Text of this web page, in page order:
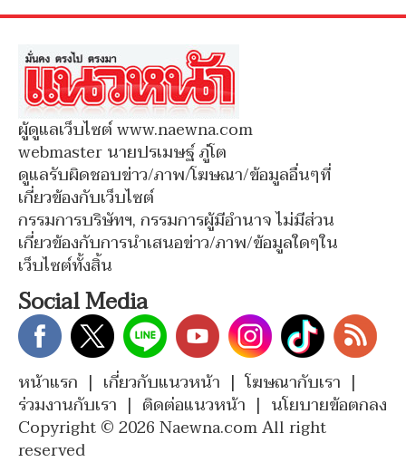
ผู้ดูแลเว็บไซต์ www.naewna.com
webmaster นายปรเมษฐ์ ภู่โต
ดูแลรับผิดชอบข่าว/ภาพ/โฆษณา/ข้อมูลอื่นๆที่
เกี่ยวข้องกับเว็บไซต์
กรรมการบริษัทฯ, กรรมการผู้มีอำนาจ ไม่มีส่วน
เกี่ยวข้องกับการนำเสนอข่าว/ภาพ/ข้อมูลใดๆใน
เว็บไซต์ทั้งสิ้น
Social Media
หน้าแรก | เกี่ยวกับแนวหน้า | โฆษณากับเรา |
ร่วมงานกับเรา | ติดต่อแนวหน้า | นโยบายข้อตกลง
Copyright © 2026 Naewna.com All right
reserved